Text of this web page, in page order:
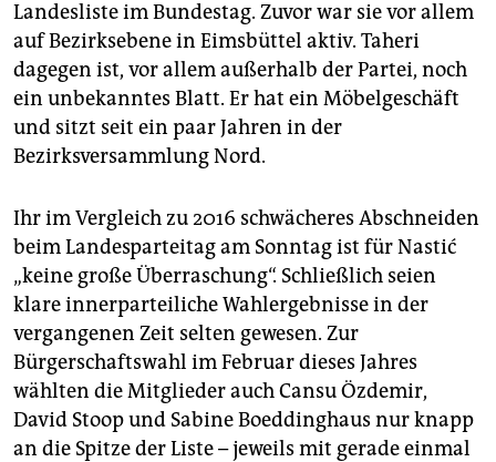
Landesliste im Bundestag. Zuvor war sie vor allem
auf Bezirksebene in Eimsbüttel aktiv. Taheri
dagegen ist, vor allem außerhalb der Partei, noch
ein unbekanntes Blatt. Er hat ein Möbelgeschäft
und sitzt seit ein paar Jahren in der
Bezirksversammlung Nord.
Ihr im Vergleich zu 2016 schwächeres Abschneiden
beim Landesparteitag am Sonntag ist für Nastić
„keine große Überraschung“. Schließlich seien
klare innerparteiliche Wahlergebnisse in der
vergangenen Zeit selten gewesen. Zur
Bürgerschaftswahl im Februar dieses Jahres
wählten die Mitglieder auch Cansu Özdemir,
David Stoop und Sabine Boeddinghaus nur knapp
an die Spitze der Liste – jeweils mit gerade einmal